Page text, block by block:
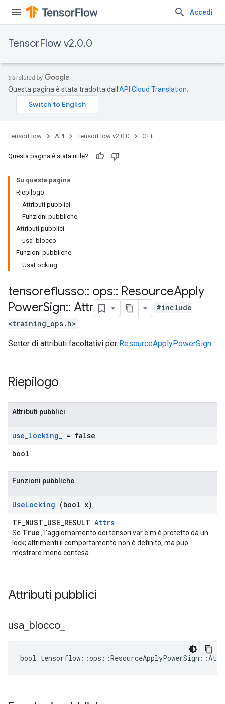
Accedi
TensorFlow v2.0.0
Questa pagina è stata tradotta dall'API Cloud Translation
TensorFlow API TensorFlow v2.0.0 C++
Questa pagina è stata utile?
Su questa pagina
Riepilogo
Attributi pubblici
Funzioni pubbliche
Attributi pubblici
usa_blocco_
Funzioni pubbliche
UsaLocking
tensoreflusso:: ops:: ResourceApply
PowerSign:: Attr
#include
<training_ops.h>
Setter di attributi facoltativi per ResourceApplyPowerSign .
Riepilogo
Attributi pubblici
use_locking_ = false
bool
Funzioni pubbliche
UseLocking (bool x)
TF_MUST_USE_RESULT Attrs
Se True , l'aggiornamento dei tensori var e m è protetto da un
lock; altrimenti il ​​comportamento non è definito, ma può
mostrare meno contesa.
Attributi pubblici
usa blocco
bool